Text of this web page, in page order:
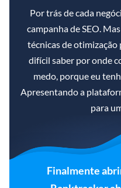
Por trás de cada
campanha de SEO.
técnicas de otimização
difícil saber por onde
medo, porque eu
Apresentando a
para
Finalmente